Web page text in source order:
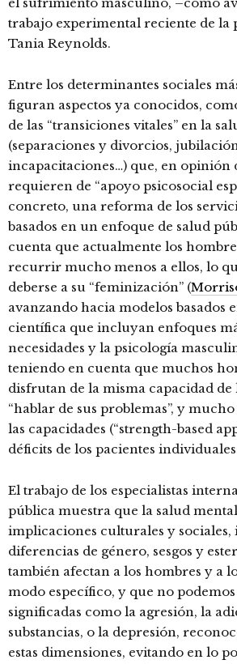
trabajo experimental reciente de la
Tania Reynolds.
Entre los determinantes sociales
figuran aspectos ya conocidos,
de las “transiciones vitales” en la
(separaciones y divorcios,
incapacitaciones…) que, en opinión
requieren de “apoyo psicosocial
concreto, una reforma de los
basados en un enfoque de salud
cuenta que actualmente los
recurrir mucho menos a ellos, lo
deberse a su “feminización” (
avanzando hacia modelos basados
científica que incluyan enfoques
necesidades y la psicología
teniendo en cuenta que muchos
disfrutan de la misma capacidad de
“hablar de sus problemas”, y
las capacidades (“strength-based
déficits de los pacientes
El trabajo de los especialistas
pública muestra que la salud
implicaciones culturales y
diferencias de género, sesgos y
también afectan a los hombres y a
modo específico, y que no
significadas como la agresión, la
substancias, o la depresión,
estas dimensiones, evitando en lo